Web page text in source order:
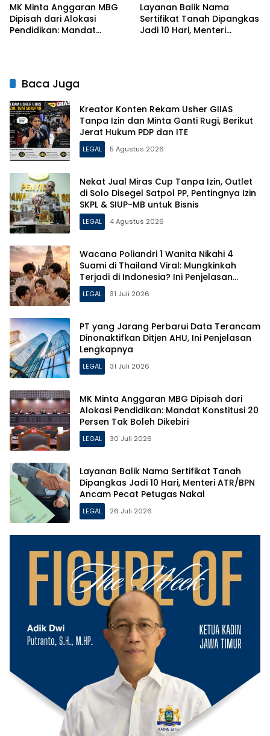
MK Minta Anggaran MBG
Dipisah dari Alokasi
Pendidikan: Mandat
Layanan Balik Nama
Sertifikat Tanah Dipangkas
Jadi 10 Hari, Menteri
Baca Juga
Kreator Konten Rekam Usher GIIAS
Tanpa Izin dan Minta Ganti Rugi, Berikut
Jerat Hukum PDP dan ITE
LEGAL 5 Agustus 2026
Nekat Jual Miras Cup Tanpa Izin, Outlet
di Solo Disegel Satpol PP, Pentingnya Izin
SKPL & SIUP-MB untuk Bisnis
LEGAL 4 Agustus 2026
Wacana Poliandri 1 Wanita Nikahi 4
Suami di Thailand Viral: Mungkinkah
Terjadi di Indonesia? Ini Penjelasan
Hukumnya!
LEGAL 31 Juli 2026
PT yang Jarang Perbarui Data Terancam
Dinonaktifkan Ditjen AHU, Ini Penjelasan
Lengkapnya
LEGAL 31 Juli 2026
MK Minta Anggaran MBG Dipisah dari
Alokasi Pendidikan: Mandat Konstitusi 20
Persen Tak Boleh Dikebiri
LEGAL 30 Juli 2026
Layanan Balik Nama Sertifikat Tanah
Dipangkas Jadi 10 Hari, Menteri ATR/BPN
Ancam Pecat Petugas Nakal
LEGAL 26 Juli 2026